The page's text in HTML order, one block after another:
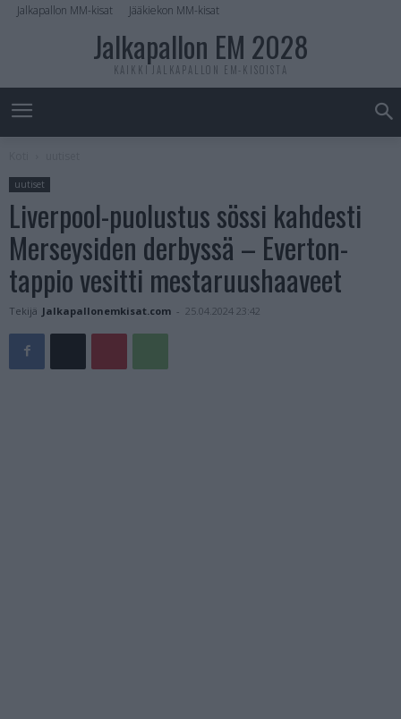
Jalkapallon MM-kisat Jääkiekon MM-kisat
Jalkapallon EM 2028
KAIKKI JALKAPALLON EM-KISOISTA
uutiset
Liverpool-puolustus sössi kahdesti
Merseysiden derbyssä – Everton-
tappio vesitti mestaruushaaveet
Tekijä Jalkapallonemkisat.com - 25.04.2024 23:42